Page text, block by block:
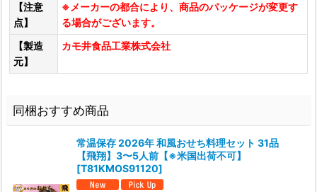
【注意
点】
※メーカーの都合により、商品のパッケージが変更す
る場合がございます。
【製造
元】
カモ井食品工業株式会社
同梱おすすめ商品
常温保存 2026年 和風おせち料理セット 31品
【飛翔】3〜5人前【※米国出荷不可】
[T81KMOS91120]